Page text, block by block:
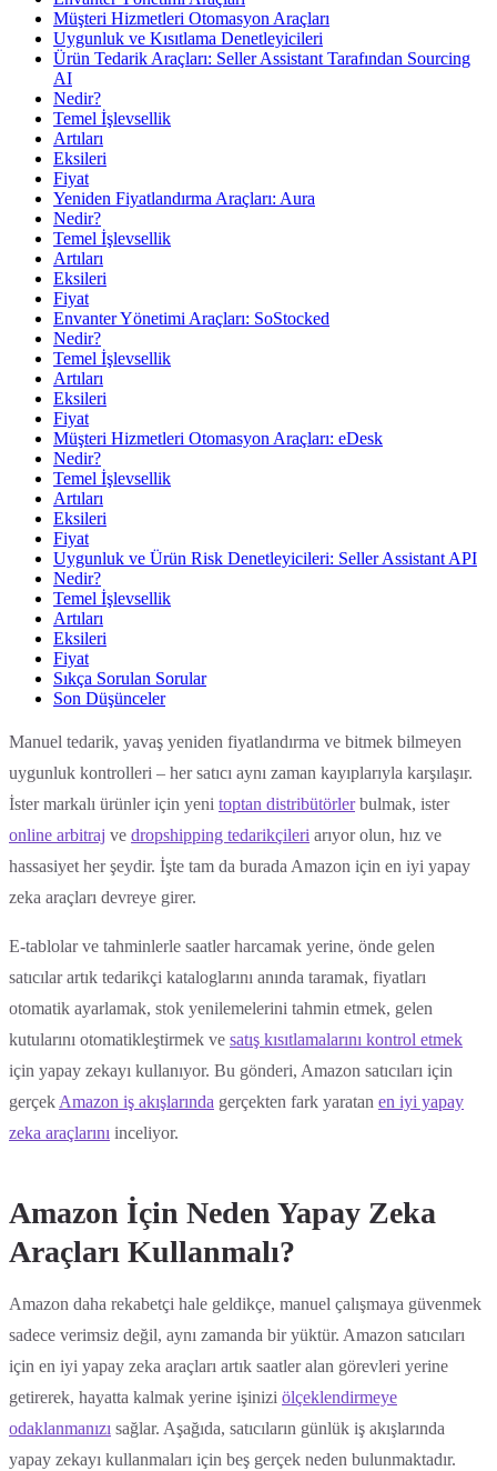
Müşteri Hizmetleri Otomasyon Araçları
Uygunluk ve Kısıtlama Denetleyicileri
Ürün Tedarik Araçları: Seller Assistant Tarafından Sourcing
AI
Nedir?
Temel İşlevsellik
Artıları
Eksileri
Fiyat
Yeniden Fiyatlandırma Araçları: Aura
Nedir?
Temel İşlevsellik
Artıları
Eksileri
Fiyat
Envanter Yönetimi Araçları: SoStocked
Nedir?
Temel İşlevsellik
Artıları
Eksileri
Fiyat
Müşteri Hizmetleri Otomasyon Araçları: eDesk
Nedir?
Temel İşlevsellik
Artıları
Eksileri
Fiyat
Uygunluk ve Ürün Risk Denetleyicileri: Seller Assistant API
Nedir?
Temel İşlevsellik
Artıları
Eksileri
Fiyat
Sıkça Sorulan Sorular
Son Düşünceler
Manuel tedarik, yavaş yeniden fiyatlandırma ve bitmek bilmeyen
uygunluk kontrolleri – her satıcı aynı zaman kayıplarıyla karşılaşır.
İster markalı ürünler için yeni toptan distribütörlerbulmak, ister
online arbitraj ve dropshipping tedarikçileri arıyor olun, hız ve
hassasiyet her şeydir. İşte tam da burada Amazon için en iyi yapay
zeka araçları devreye girer.
E-tablolar ve tahminlerle saatler harcamak yerine, önde gelen
satıcılar artık tedarikçi kataloglarını anında taramak, fiyatları
otomatik ayarlamak, stok yenilemelerini tahmin etmek, gelen
kutularını otomatikleştirmek ve satış kısıtlamalarını kontrol etmek
için yapay zekayı kullanıyor. Bu gönderi, Amazon satıcıları için
gerçek Amazon iş akışlarında gerçekten fark yaratan en iyi yapay
zeka araçlarını inceliyor.
Amazon İçin Neden Yapay Zeka
Araçları Kullanmalı?
Amazon daha rekabetçi hale geldikçe, manuel çalışmaya güvenmek
sadece verimsiz değil, aynı zamanda bir yüktür. Amazon satıcıları
için en iyi yapay zeka araçları artık saatler alan görevleri yerine
getirerek, hayatta kalmak yerine işinizi ölçeklendirmeye
odaklanmanızı sağlar. Aşağıda, satıcıların günlük iş akışlarında
yapay zekayı kullanmaları için beş gerçek neden bulunmaktadır.